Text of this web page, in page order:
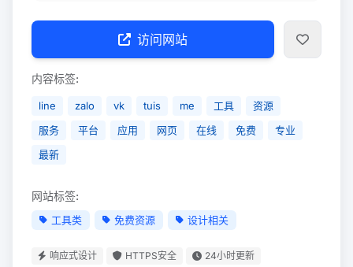
访问网站
内容标签:
line zalo vk tuis me 工具
资源
服务
平台 应用 网页 在线 免费
专业
最新
网站标签:
工具类 免费资源 设计相关
响应式设计 HTTPS安全
24小时更新